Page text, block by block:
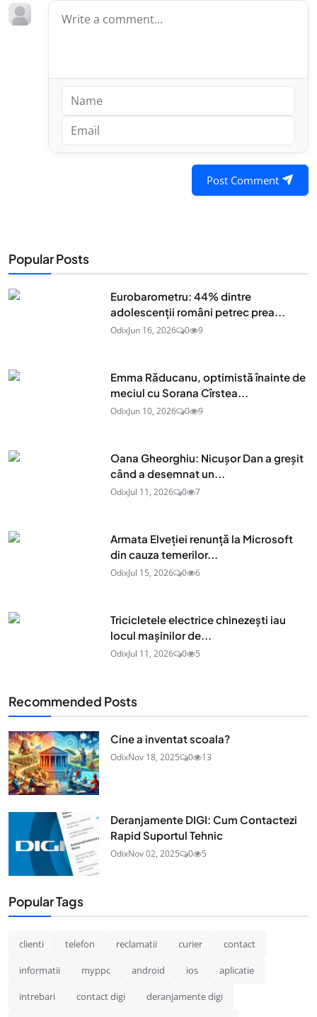
Post Comment
Popular Posts
Eurobarometru: 44% dintre
adolescenţii români petrec prea...
OdixJun 16, 2026 0 9
Emma Răducanu, optimistă înainte de
meciul cu Sorana Cîrstea...
OdixJun 10, 2026 0 9
Oana Gheorghiu: Nicușor Dan a greșit
când a desemnat un...
OdixJul 11, 2026 0 7
Armata Elveției renunță la Microsoft
din cauza temerilor...
OdixJul 15, 2026 0 6
Tricicletele electrice chinezești iau
locul mașinilor de...
OdixJul 11, 2026 0 5
Recommended Posts
Cine a inventat scoala?
OdixNov 18, 2025 0 13
Deranjamente DIGI: Cum Contactezi
Rapid Suportul Tehnic
OdixNov 02, 2025 0 5
Popular Tags
clienti telefon reclamatii curier contact
informatii myppc android ios aplicatie
intrebari contact digi deranjamente digi